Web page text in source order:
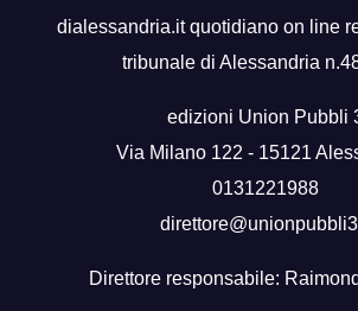
dialessandria.it quotidiano on line
tribunale di Alessandria
edizioni Union Pubbli
Via Milano 122 - 15121
0131221988
Direttore responsabile: